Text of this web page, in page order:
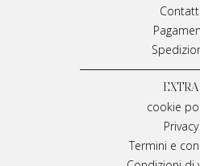
Contatti
EXTRA
cookie
Privacy
Termini e